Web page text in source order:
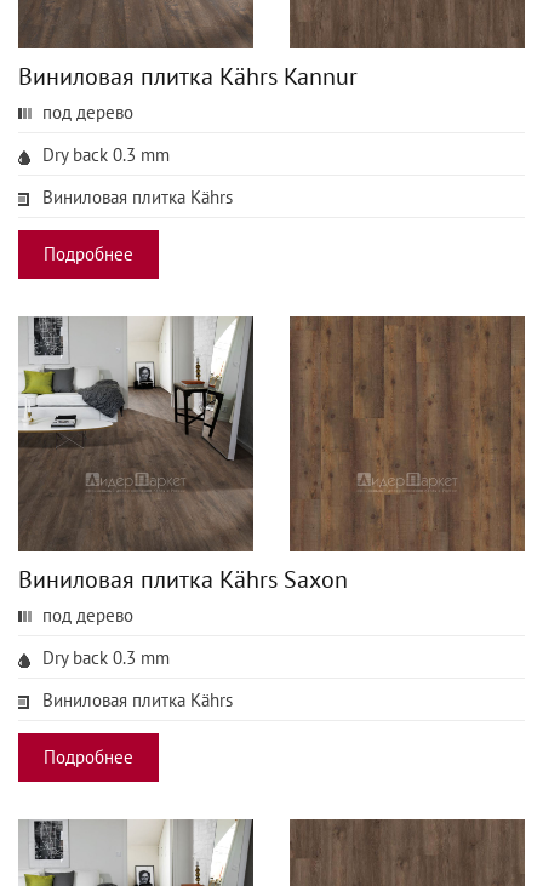
Виниловая плитка Kährs Kannur
под дерево
Dry back 0.3 mm
Виниловая плитка Kährs
Подробнее
Виниловая плитка Kährs Saxon
под дерево
Dry back 0.3 mm
Виниловая плитка Kährs
Подробнее